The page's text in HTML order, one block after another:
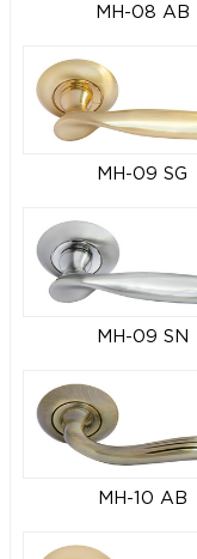
MH-08 AB
MH-09 SG
MH-09 SN
MH-10 AB